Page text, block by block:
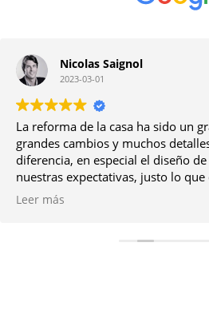
Nicolas Saignol
2023-03-01
La reforma de la casa ha sido un
grandes cambios y muchos detalles que marcan la
diferencia, en especial el diseño de la cocina que superó
nuestras expectativas, justo lo que queríamos y
requeríamos como familia; , la
Leer más